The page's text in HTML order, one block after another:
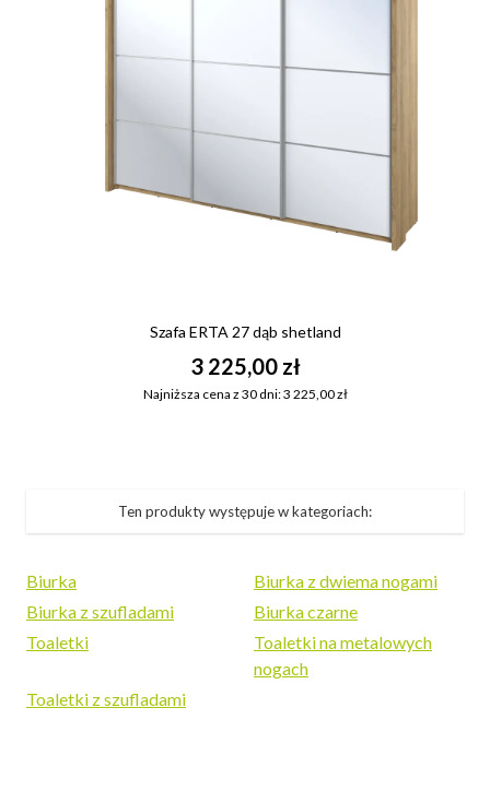
Szafa ERTA 27 dąb shetland
3 225,00 zł
Najniższa cena z 30 dni: 3 225,00 zł
Ten produkty występuje w kategoriach:
Biurka
Biurka z dwiema nogami
Biurka z szufladami
Biurka czarne
Toaletki
Toaletki na metalowych
nogach
Toaletki z szufladami